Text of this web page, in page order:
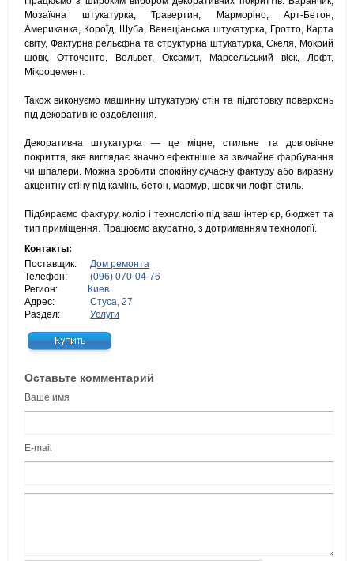
Мозаїчна штукатурка, Травертин, Марморіно, Арт-Бетон,
Американка, Короїд, Шуба, Венеціанська штукатурка, Гротто, Карта
світу, Фактурна рельєфна та структурна штукатурка, Скеля, Мокрий
шовк, Отточенто, Вельвет, Оксамит, Марсельський віск, Лофт,
Мікроцемент.
Також виконуємо машинну штукатурку стін та підготовку поверхонь
під декоративне оздоблення.
Декоративна штукатурка — це міцне, стильне та довговічне
покриття, яке виглядає значно ефектніше за звичайне фарбування
чи шпалери. Можна зробити спокійну сучасну фактуру або виразну
акцентну стіну під камінь, бетон, мармур, шовк чи лофт-стиль.
Підбираємо фактуру, колір і технологію під ваш інтер’єр, бюджет та
тип приміщення. Працюємо акуратно, з дотриманням технології.
Контакты:
Поставщик:
Дом ремонта
Телефон:
(096) 070-04-76
Регион:
Киев
Адрес:
Стуса, 27
Раздел:
Услуги
Оставьте комментарий
Ваше имя
E-mail